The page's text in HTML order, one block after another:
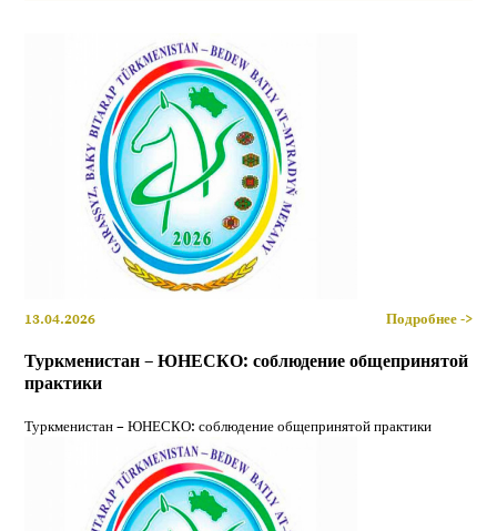
13.04.2026 Подробнее ->
Туркменистан – ЮНЕСКО: соблюдение общепринятой
практики
Туркменистан – ЮНЕСКО: соблюдение общепринятой практики